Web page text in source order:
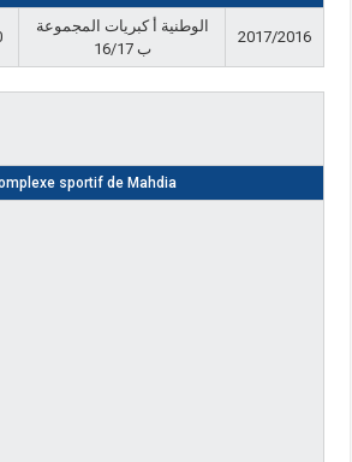
الوطنية أ كبريات المجموعة
ب 16/17
2017/2016
sportif de Mahdia